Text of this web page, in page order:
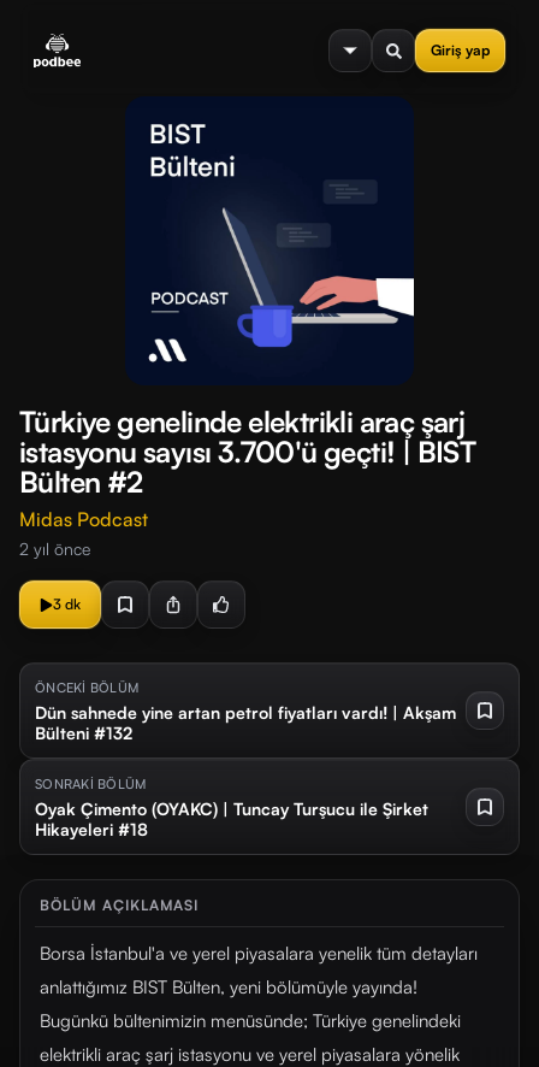
Giriş yap
menu
Türkiye genelinde elektrikli araç şarj
istasyonu sayısı 3.700'ü geçti! | BIST
Bülten #2
Midas Podcast
2 yıl önce
3 dk
ÖNCEKİ BÖLÜM
Dün sahnede yine artan petrol fiyatları vardı! | Akşam
Bülteni #132
SONRAKİ BÖLÜM
Oyak Çimento (OYAKC) | Tuncay Turşucu ile Şirket
Hikayeleri #18
BÖLÜM AÇIKLAMASI
Borsa İstanbul'a ve yerel piyasalara yenelik tüm detayları
anlattığımız BIST Bülten, yeni bölümüyle yayında!
Bugünkü bültenimizin menüsünde; Türkiye genelindeki
elektrikli araç şarj istasyonu ve yerel piyasalara yönelik